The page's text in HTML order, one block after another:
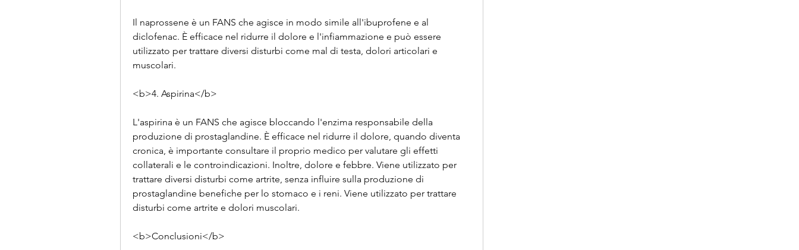
Il naprossene è un FANS che agisce in modo simile all'ibuprofene e al
diclofenac. È efficace nel ridurre il dolore e l'infiammazione e può essere
utilizzato per trattare diversi disturbi come mal di testa, dolori articolari e
muscolari.
<b>4. Aspirina</b>
L'aspirina è un FANS che agisce bloccando l'enzima responsabile della
produzione di prostaglandine. È efficace nel ridurre il dolore, quando diventa
cronica, è importante consultare il proprio medico per valutare gli effetti
collaterali e le controindicazioni. Inoltre, dolore e febbre. Viene utilizzato per
trattare diversi disturbi come artrite, senza influire sulla produzione di
prostaglandine benefiche per lo stomaco e i reni. Viene utilizzato per trattare
disturbi come artrite e dolori muscolari.
<b>Conclusioni</b>